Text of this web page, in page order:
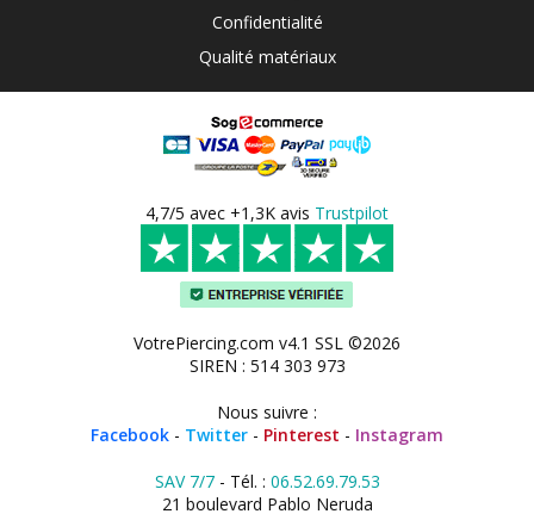
Confidentialité
Qualité matériaux
4,7/5 avec +1,3K avis Trustpilot
VotrePiercing.com v4.1 SSL ©2026
SIREN : 514 303 973
Nous suivre :
Facebook - Twitter - Pinterest - Instagram
SAV 7/7- Tél. : 06.52.69.79.53
21 boulevard Pablo Neruda